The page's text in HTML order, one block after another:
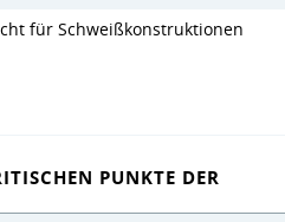
für Schweißkonstruktionen
PUNKTE DER